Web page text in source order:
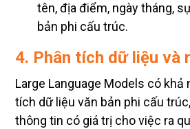
tên, địa điểm, ngày tháng,
bản phi cấu trúc.
4. Phân tích dữ liệu và
Large Language Models có khả
tích dữ liệu văn bản phi cấu
thông tin có giá trị cho việc ra